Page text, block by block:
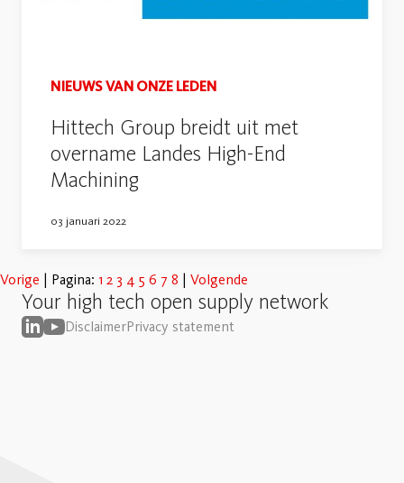
NIEUWS VAN ONZE LEDEN
Hittech Group breidt uit met
overname Landes High-End
Machining
03 januari 2022
Vorige Pagina: 1 2 3 4 5 6 7 8 Volgende
Your high tech open supply network
DisclaimerPrivacy statement